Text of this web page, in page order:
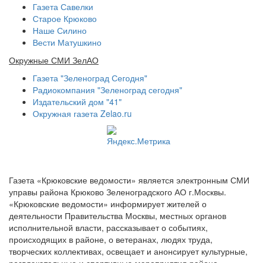
Газета Савелки
Старое Крюково
Наше Силино
Вести Матушкино
Окружные СМИ ЗелАО
Газета "Зеленоград Сегодня"
Радиокомпания "Зеленоград сегодня"
Издательский дом "41"
Окружная газета Zelao.ru
Газета «Крюковские ведомости» является электронным СМИ
управы района Крюково Зеленоградского АО г.Москвы.
«Крюковские ведомости» информирует жителей о
деятельности Правительства Москвы, местных органов
исполнительной власти, рассказывает о событиях,
происходящих в районе, о ветеранах, людях труда,
творческих коллективах, освещает и анонсирует культурные,